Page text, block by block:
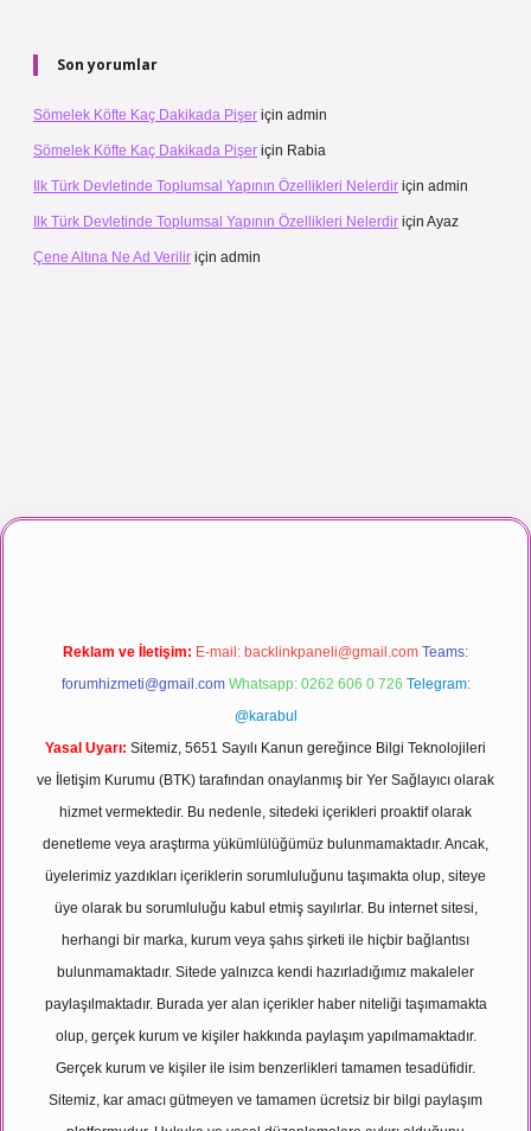
Son yorumlar
Sömelek Köfte Kaç Dakikada Pişer için admin
Sömelek Köfte Kaç Dakikada Pişer için Rabia
Ilk Türk Devletinde Toplumsal Yapının Özellikleri Nelerdir için admin
Ilk Türk Devletinde Toplumsal Yapının Özellikleri Nelerdir için Ayaz
Çene Altına Ne Ad Verilir için admin
maç izle
Reklam ve İletişim: E-mail: backlinkpaneli@gmail.com Teams:
forumhizmeti@gmail.com Whatsapp: 0262 606 0 726 Telegram:
@karabul
Yasal Uyarı: Sitemiz, 5651 Sayılı Kanun gereğince Bilgi Teknolojileri
ve İletişim Kurumu (BTK) tarafından onaylanmış bir Yer Sağlayıcı olarak
hizmet vermektedir. Bu nedenle, sitedeki içerikleri proaktif olarak
denetleme veya araştırma yükümlülüğümüz bulunmamaktadır. Ancak,
üyelerimiz yazdıkları içeriklerin sorumluluğunu taşımakta olup, siteye
üye olarak bu sorumluluğu kabul etmiş sayılırlar. Bu internet sitesi,
herhangi bir marka, kurum veya şahıs şirketi ile hiçbir bağlantısı
bulunmamaktadır. Sitede yalnızca kendi hazırladığımız makaleler
paylaşılmaktadır. Burada yer alan içerikler haber niteliği taşımamakta
olup, gerçek kurum ve kişiler hakkında paylaşım yapılmamaktadır.
Gerçek kurum ve kişiler ile isim benzerlikleri tamamen tesadüfidir.
Sitemiz, kar amacı gütmeyen ve tamamen ücretsiz bir bilgi paylaşım